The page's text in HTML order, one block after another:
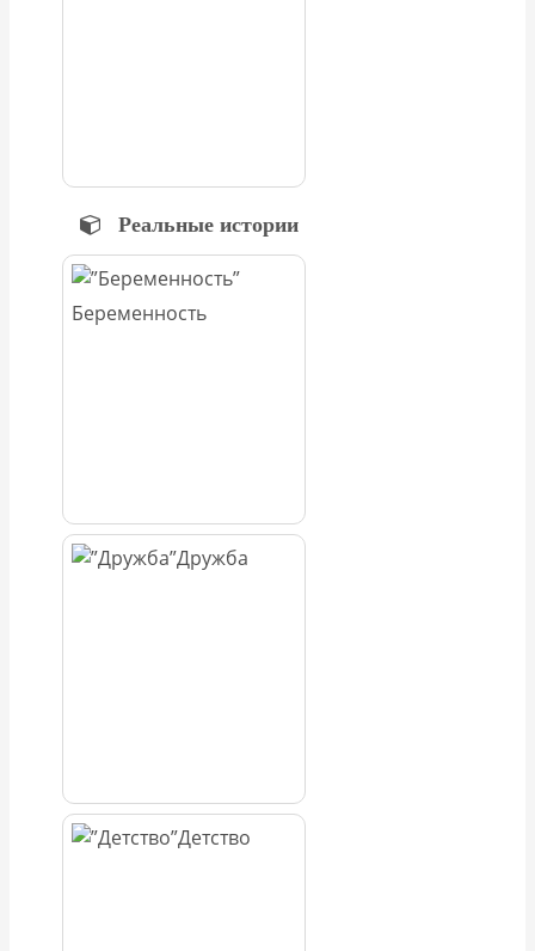
Реальные истории
Беременность
Дружба
Детство